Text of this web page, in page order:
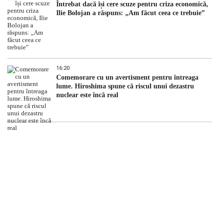
Întrebat dacă își cere scuze pentru criza economică,
Ilie Bolojan a răspuns: „Am făcut ceea ce trebuie”
16:20
Comemorare cu un avertisment pentru întreaga
lume. Hiroshima spune că riscul unui dezastru
nuclear este încă real